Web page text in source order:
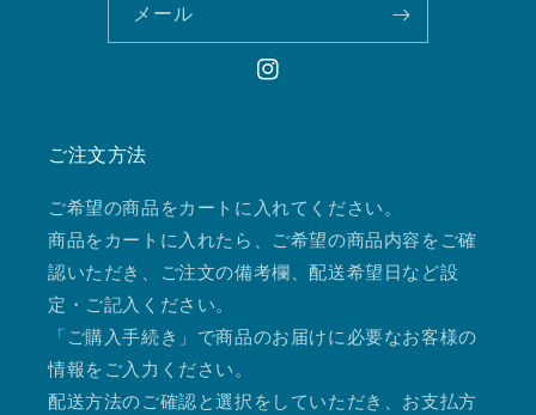
メール
Instagram
ご注文方法
ご希望の商品をカートに入れてください。
商品をカートに入れたら、ご希望の商品内容をご確
認いただき、ご注文の備考欄、配送希望日など設
定・ご記入ください。
「ご購入手続き」で商品のお届けに必要なお客様の
情報をご入力ください。
配送方法のご確認と選択をしていただき、お支払方